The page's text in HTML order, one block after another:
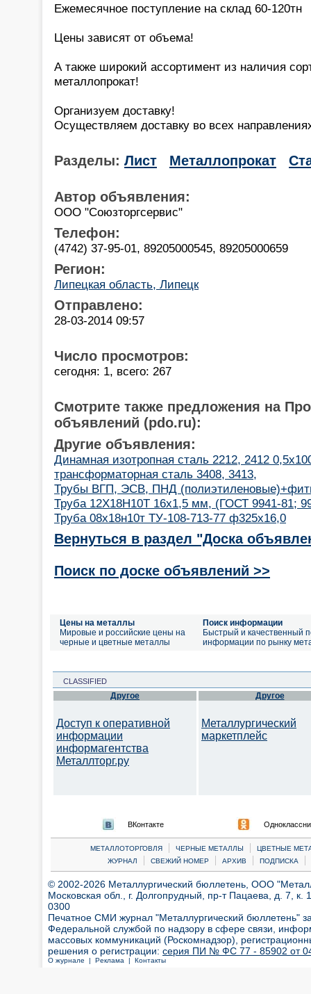
Ежемесячное поступление на склад 60-120тн
Цены зависят от объема!
А также широкий ассортимент из наличия
металлопрокат!
Организуем доставку!
Осуществляем доставку во всех
Разделы: Лист Металлопрокат
Автор объявления:
ООО "Союзторгсервис"
Телефон:
(4742) 37-95-01, 89205000545, 89205000659
Регион:
Липецкая область, Липецк
Отправлено:
28-03-2014 09:57
Число просмотров:
сегодня: 1, всего: 267
Смотрите также предложения на
объявлений (pdo.ru):
Другие объявления:
Динамная изотропная сталь 2212, 2412
трансформаторная сталь 3408, 3413,
Трубы ВГП, ЭСВ, ПНД
Труба 12Х18Н10Т 16х1,5 мм, (ГОСТ 9941-81;
Труба 08х18н10т ТУ-108-713-77 ф325х16,0
Вернуться в раздел "Доска
Поиск по доске объявлений >>
Цены на металлы
Мировые и российские цены на
черные и цветные металлы
Поиск информации
Быстрый и качественный
информации по рынку
CLASSIFIED
Другое
Доступ к оперативной
информации
информагентства
Металлторг.ру
Другое
Металлургический
маркетплейс
ВКонтакте
МЕТАЛЛОТОРГОВЛЯ | ЧЕРНЫЕ МЕТАЛЛЫ |
ЦВЕТНЫЕ
ЖУРНАЛ
| СВЕЖИЙ НОМЕР | АРХИВ | ПОДПИСКА |
© 2002-2026 Металлургический бюллетень, ООО
Московская обл., г. Долгопрудный, пр-т Пацаева, д. 7,
0300
Печатное СМИ журнал "Металлургический бюллетень"
Федеральной службой по надзору в сфере связи,
массовых коммуникаций (Роскомнадзор),
решения о регистрации: серия ПИ № ФС 77 - 85902 от 04
О журнале | Реклама | Контакты